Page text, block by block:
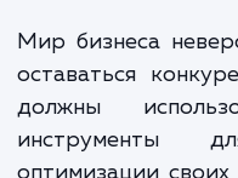
*Каждый заказ индивидуален.
оставаться